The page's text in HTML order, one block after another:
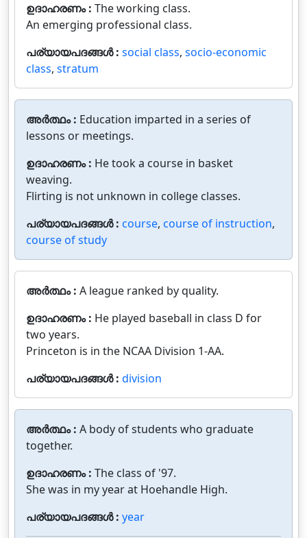
ഉദാഹരണം : The working class.
An emerging professional class.
പര്യായപദങ്ങൾ : social class, socio-economic
class, stratum
അർത്ഥം : Education imparted in a series of
lessons or meetings.
ഉദാഹരണം : He took a course in basket
weaving.
Flirting is not unknown in college classes.
പര്യായപദങ്ങൾ : course, course of instruction,
course of study
അർത്ഥം : A league ranked by quality.
ഉദാഹരണം : He played baseball in class D for
two years.
Princeton is in the NCAA Division 1-AA.
പര്യായപദങ്ങൾ : division
അർത്ഥം : A body of students who graduate
together.
ഉദാഹരണം : The class of '97.
She was in my year at Hoehandle High.
പര്യായപദങ്ങൾ : year